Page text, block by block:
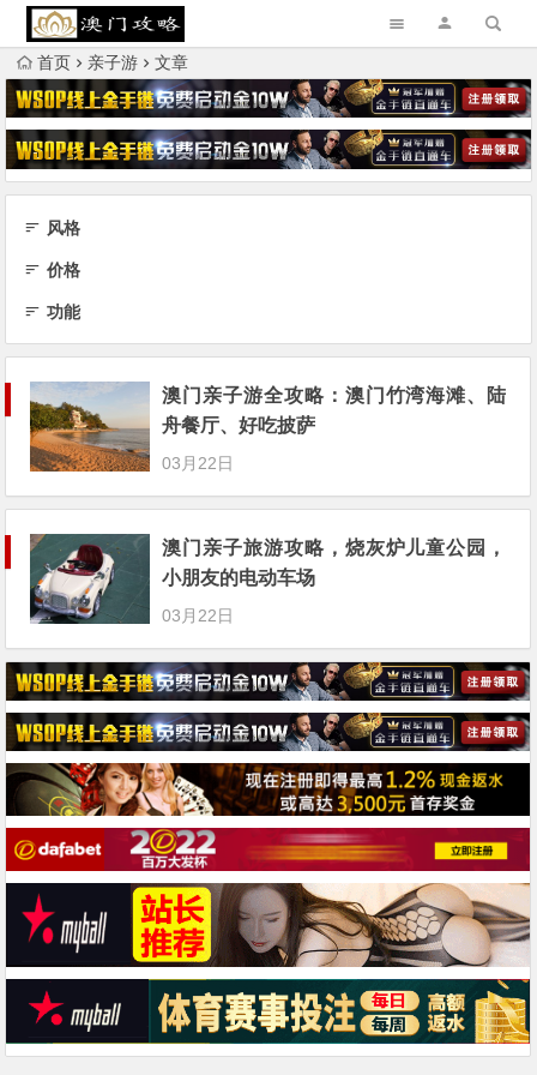
首页 亲子游 文章
风格
价格
功能
澳门亲子游全攻略：澳门竹湾海滩、陆
舟餐厅、好吃披萨
03月22日
澳门亲子旅游攻略，烧灰炉儿童公园，
小朋友的电动车场
03月22日